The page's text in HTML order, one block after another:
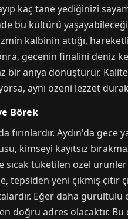
kaç tane yediğinizi
bu kültürü
kalbinin attığı,
gecenin finalini deniz
anıya dönüştürür.
aynı özeni lezzet
Börek
fırınlardır. Aydın'da
kimseyi kayıtsız
tüketilen özel ürünler
yeni çıkmış
Eğer daha
en doğru adres olacaktır.